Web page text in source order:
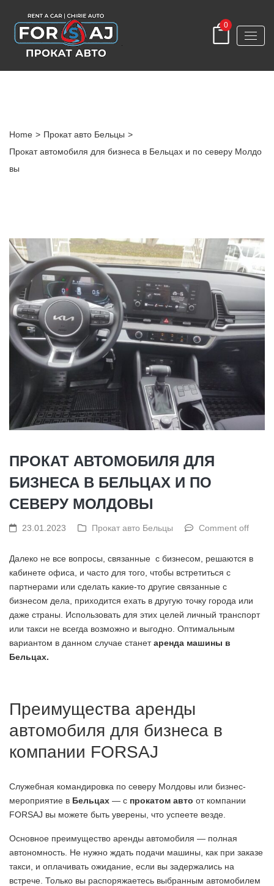
0
Home > Прокат авто Бельцы >
Прокат автомобиля для бизнеса в Бельцах и по северу Молдо
вы
ПРОКАТ АВТОМОБИЛЯ ДЛЯ
БИЗНЕСА В БЕЛЬЦАХ И ПО
СЕВЕРУ МОЛДОВЫ
23.01.2023 Прокат авто Бельцы Comment off
Далеко не все вопросы, связанные с бизнесом, решаются в
кабинете офиса, и часто для того, чтобы встретиться с
партнерами или сделать какие-то другие связанные с
бизнесом дела, приходится ехать в другую точку города или
даже страны. Использовать для этих целей личный транспорт
или такси не всегда возможно и выгодно. Оптимальным
вариантом в данном случае станетаренда машины в
Бельцах.
Преимущества аренды
автомобиля для бизнеса в
компании FORSAJ
Служебная командировка по северу Молдовы или бизнес-
мероприятие в Бельцах — с прокатом авто от компании
FORSAJ вы можете быть уверены, что успеете везде.
Основное преимущество аренды автомобиля — полная
автономность. Не нужно ждать подачи машины, как при заказе
такси, и оплачивать ожидание, если вы задержались на
встрече. Только вы распоряжаетесь выбранным автомобилем